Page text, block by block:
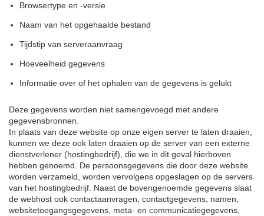
Browsertype en -versie
Naam van het opgehaalde bestand
Tijdstip van serveraanvraag
Hoeveelheid gegevens
Informatie over of het ophalen van de gegevens is gelukt
Deze gegevens worden niet samengevoegd met andere
gegevensbronnen.
In plaats van deze website op onze eigen server te laten draaien,
kunnen we deze ook laten draaien op de server van een externe
dienstverlener (hostingbedrijf), die we in dit geval hierboven
hebben genoemd. De persoonsgegevens die door deze website
worden verzameld, worden vervolgens opgeslagen op de servers
van het hostingbedrijf. Naast de bovengenoemde gegevens slaat
de webhost ook contactaanvragen, contactgegevens, namen,
websitetoegangsgegevens, meta- en communicatiegegevens,